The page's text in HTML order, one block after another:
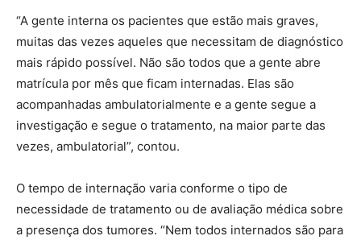
“A gente interna os pacientes que estão mais graves,
muitas das vezes aqueles que necessitam de diagnóstico
mais rápido possível. Não são todos que a gente abre
matrícula por mês que ficam internadas. Elas são
acompanhadas ambulatorialmente e a gente segue a
investigação e segue o tratamento, na maior parte das
vezes, ambulatorial”, contou.
O tempo de internação varia conforme o tipo de
necessidade de tratamento ou de avaliação médica sobre
a presença dos tumores. “Nem todos internados são para